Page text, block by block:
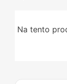
Na tento